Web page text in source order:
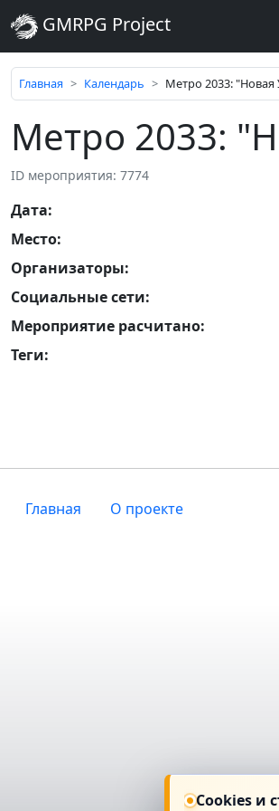
GMRPG Project
Главная Календарь Метро 2033:
Метро 2033:
ID мероприятия: 7774
Дата:
Место:
Организаторы:
Социальные сети:
Мероприятие расчитано:
Теги:
Главная О проекте
Cookies и